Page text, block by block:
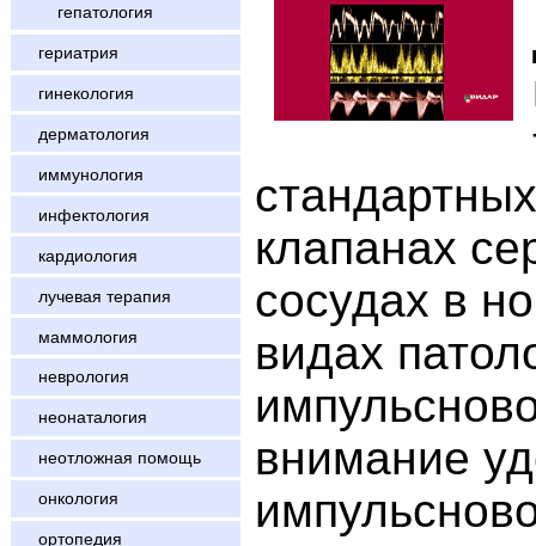
гепатология
гериатрия
гинекология
дерматология
иммунология
инфектология
кардиология
лучевая терапия
маммология
неврология
неонаталогия
неотложная помощь
онкология
ортопедия
клапанах
сосудах в
видах
внимание